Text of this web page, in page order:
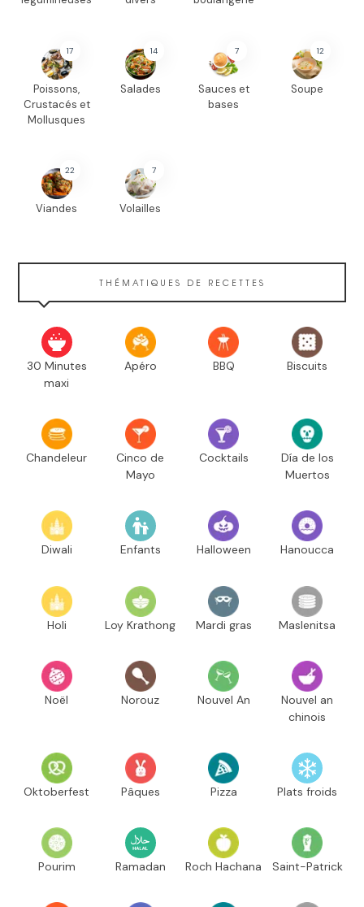
17
Poissons,
Crustacés et
Mollusques
14
Salades
7
Sauces et
bases
12
Soupe
22
Viandes
7
Volailles
THÉMATIQUES DE RECETTES
30 Minutes
maxi
Apéro BBQ Biscuits
Chandeleur
Cinco de
Mayo
Cocktails
Día de los
Muertos
Diwali Enfants Halloween Hanoucca
Holi Loy Krathong Mardi gras Maslenitsa
Noël Norouz Nouvel An
Nouvel an
chinois
Oktoberfest Pâques Pizza Plats froids
Pourim Ramadan Roch Hachana Saint-Patrick